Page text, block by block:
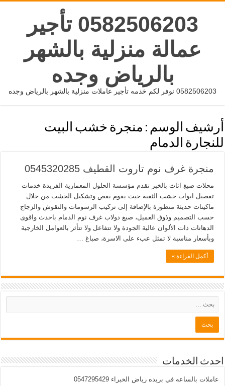
0582506203 تأجير
عمالة منزلية بالشهر
بالرياض وجده
0582506203 نوفر لكم خدمه تأجير عاملات منزلية بالشهر بالرياض وجده
أرشيف الوسم : منجرة خشب البيت
للنجارة الدمام
منجرة غرف نوم تاروت القطيف 0545320285
محلات صبغ اثاث بالخبر تقدم مؤسسة الحلول المعمارية الفريدة خدمات
تفصيل ابواب خشب الثقبة حيث يقوم بقص وتشكيل الخشب من خلال
ماكينات حديثة متطورة بالإضافة إلى تركيب الرسومات والنقوش والزجاج
حسب التصميم وذوق العميل، صبغ دولاب غرف نوم الدمام باحدث واقوى
الدهانات ذات الألوان عالية الجودة ولا تتفاعل ولا تتأثر بالعوامل الخارجية
وبأسعار مناسبة لا تمثل عبء على الاسرة، صباغ …
أكمل القراءة »
احدث الخدمات
عاملات بالساعه في بريده رياض الخبراء 0547295429